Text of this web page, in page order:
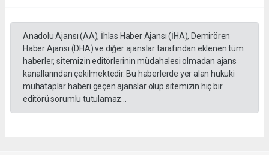
Anadolu Ajansı (AA), İhlas Haber Ajansı (İHA), Demirören
Haber Ajansı (DHA) ve diğer ajanslar tarafından eklenen tüm
haberler, sitemizin editörlerinin müdahalesi olmadan ajans
kanallarından çekilmektedir. Bu haberlerde yer alan hukuki
muhataplar haberi geçen ajanslar olup sitemizin hiç bir
editörü sorumlu tutulamaz...